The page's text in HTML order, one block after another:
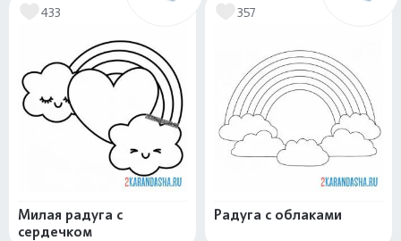
433
Милая радуга с
сердечком
357
Радуга с облаками